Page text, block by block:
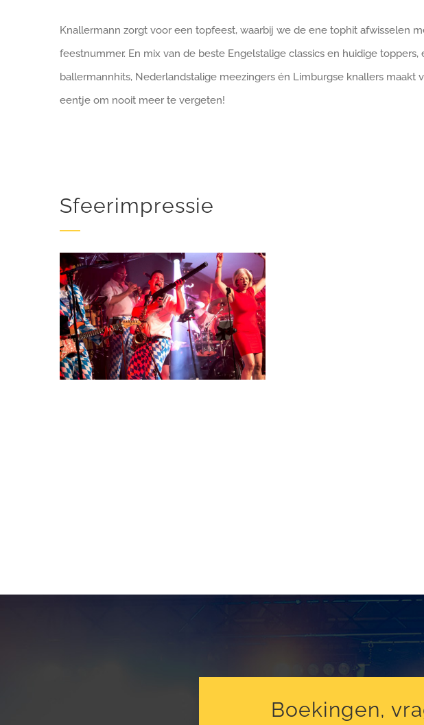
Knallermann zorgt voor een topfeest, waarbij we de ene tophit afwisselen
feestnummer. En mix van de beste Engelstalige classics en huidige toppers,
ballermannhits, Nederlandstalige meezingers én Limburgse knallers maakt
eentje om nooit meer te vergeten!
Sfeerimpressie
Boekingen,